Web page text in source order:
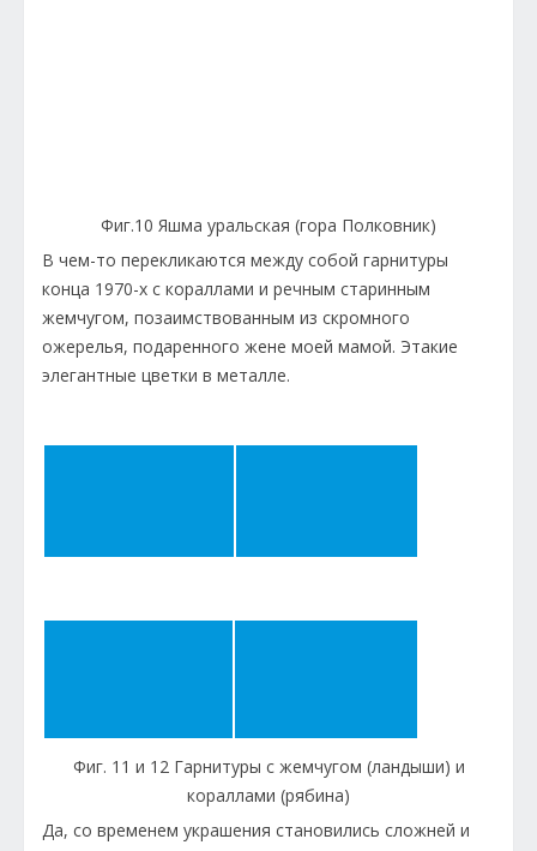
Фиг.10 Яшма уральская (гора Полковник)
В чем-то перекликаются между собой гарнитуры
конца 1970-х с кораллами и речным старинным
жемчугом, позаимствованным из скромного
ожерелья, подаренного жене моей мамой. Этакие
элегантные цветки в металле.
Фиг. 11 и 12 Гарнитуры с жемчугом (ландыши) и
кораллами (рябина)
Да, со временем украшения становились сложней и